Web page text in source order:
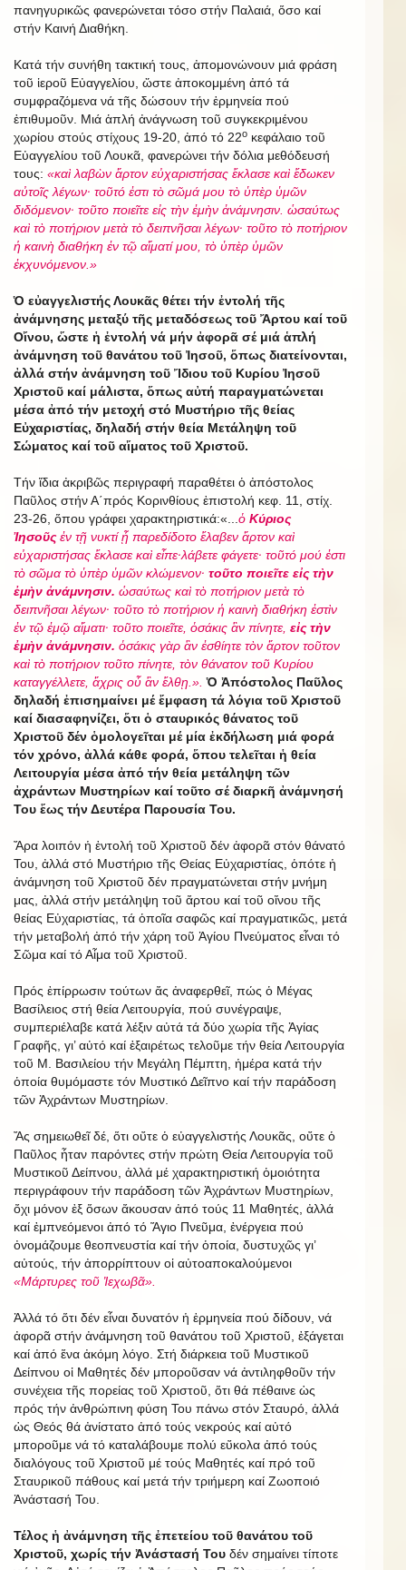
πανηγυρικῶς φανερώνεται τόσο στήν Παλαιά, ὅσο καί
στήν Καινή Διαθήκη.
Κατά τήν συνήθη τακτική τους, ἀπομονώνουν μιά φράση
τοῦ ἱεροῦ Εὐαγγελίου, ὥστε ἀποκομμένη ἀπό τά
συμφραζόμενα νά τῆς δώσουν τήν ἑρμηνεία πού
ἐπιθυμοῦν. Μιά ἁπλή ἀνάγνωση τοῦ συγκεκριμένου
χωρίου στούς στίχους 19-20, ἀπό τό 22ο κεφάλαιο τοῦ
Εὐαγγελίου τοῦ Λουκᾶ, φανερώνει τήν δόλια μεθόδευσή
τους: «καὶ λαβὼν ἄρτον εὐχαριστήσας ἔκλασε καὶ ἔδωκεν
αὐτοῖς λέγων· τοῦτό ἐστι τὸ σῶμά μου τὸ ὑπὲρ ὑμῶν
διδόμενον· τοῦτο ποιεῖτε εἰς τὴν ἐμὴν ἀνάμνησιν. ὡσαύτως
καὶ τὸ ποτήριον μετὰ τὸ δειπνῆσαι λέγων· τοῦτο τὸ ποτήριον
ἡ καινὴ διαθήκη ἐν τῷ αἵματί μου, τὸ ὑπὲρ ὑμῶν
ἐκχυνόμενον.»
Ὁ εὐαγγελιστής Λουκᾶς θέτει τήν ἐντολή τῆς
ἀνάμνησης μεταξύ τῆς μεταδόσεως τοῦ Ἄρτου καί τοῦ
Οἴνου, ὥστε ἡ ἐντολή νά μήν ἀφορᾶ σέ μιά ἁπλή
ἀνάμνηση τοῦ θανάτου τοῦ Ἰησοῦ, ὅπως διατείνονται,
ἀλλά στήν ἀνάμνηση τοῦ Ἴδιου τοῦ Κυρίου Ἰησοῦ
Χριστοῦ καί μάλιστα, ὅπως αὐτή παραγματώνεται
μέσα ἀπό τήν μετοχή στό Μυστήριο τῆς θείας
Εὐχαριστίας, δηλαδή στήν θεία Μετάληψη τοῦ
Σώματος καί τοῦ αἵματος τοῦ Χριστοῦ.
Τήν ἴδια ἀκριβῶς περιγραφή παραθέτει ὁ ἀπόστολος
Παῦλος στήν Α΄πρός Κορινθίους ἐπιστολή κεφ. 11, στίχ.
23-26, ὅπου γράφει χαρακτηριστικά:«... ὁ Κύριος
Ἰησοῦςἐν τῇ νυκτί ᾗ παρεδίδοτο ἔλαβεν ἄρτον καὶ
εὐχαριστήσας ἔκλασε καὶ εἶπε·λάβετε φάγετε· τοῦτό μού ἐστι
τὸ σῶμα τὸ ὑπὲρ ὑμῶν κλώμενον· τοῦτο ποιεῖτε εἰς τὴν
ἐμὴν ἀνάμνησιν. ὡσαύτως καὶ τὸ ποτήριον μετὰ τὸ
δειπνῆσαι λέγων· τοῦτο τὸ ποτήριον ἡ καινὴ διαθήκη ἐστὶν
ἐν τῷ ἐμῷ αἵματι· τοῦτο ποιεῖτε, ὁσάκις ἂν πίνητε, εἰς τὴν
ἐμὴν ἀνάμνησιν. ὁσάκις γὰρ ἂν ἐσθίητε τὸν ἄρτον τοῦτον
καὶ τὸ ποτήριον τοῦτο πίνητε, τὸν θάνατον τοῦ Κυρίου
καταγγέλλετε, ἄχρις οὗ ἂν ἔλθῃ.».Ὁ Ἀπόστολος Παῦλος
δηλαδή ἐπισημαίνει μέ ἔμφαση τά λόγια τοῦ Χριστοῦ
καί διασαφηνίζει, ὅτι ὁ σταυρικός θάνατος τοῦ
Χριστοῦ δέν ὁμολογεῖται μέ μία ἐκδήλωση μιά φορά
τόν χρόνο, ἀλλά κάθε φορά, ὅπου τελεῖται ἡ θεία
Λειτουργία μέσα ἀπό τήν θεία μετάληψη τῶν
ἀχράντων Μυστηρίων καί τοῦτο σέ διαρκῆ ἀνάμνησή
Του ἕως τήν Δευτέρα Παρουσία Του.
Ἄρα λοιπόν ἡ ἐντολή τοῦ Χριστοῦ δέν ἀφορᾶ στόν θάνατό
Του, ἀλλά στό Μυστήριο τῆς Θείας Εὐχαριστίας, ὁπότε ἡ
ἀνάμνηση τοῦ Χριστοῦ δέν πραγματώνεται στήν μνήμη
μας, ἀλλά στήν μετάληψη τοῦ ἄρτου καί τοῦ οἴνου τῆς
θείας Εὐχαριστίας, τά ὁποῖα σαφῶς καί πραγματικῶς, μετά
τήν μεταβολή ἀπό τήν χάρη τοῦ Ἁγίου Πνεύματος εἶναι τό
Σῶμα καί τό Αἷμα τοῦ Χριστοῦ.
Πρός ἐπίρρωσιν τούτων ἄς ἀναφερθεῖ, πώς ὁ Μέγας
Βασίλειος στή θεία Λειτουργία, πού συνέγραψε,
συμπεριέλαβε κατά λέξιν αὐτά τά δύο χωρία τῆς Ἁγίας
Γραφῆς, γι’ αὐτό καί ἐξαιρέτως τελοῦμε τήν θεία Λειτουργία
τοῦ Μ. Βασιλείου τήν Μεγάλη Πέμπτη, ἡμέρα κατά τήν
ὁποία θυμόμαστε τόν Μυστικό Δεῖπνο καί τήν παράδοση
τῶν Ἀχράντων Μυστηρίων.
Ἄς σημειωθεῖ δέ, ὅτι οὔτε ὁ εὐαγγελιστής Λουκᾶς, οὔτε ὁ
Παῦλος ἦταν παρόντες στήν πρώτη Θεία Λειτουργία τοῦ
Μυστικοῦ Δείπνου, ἀλλά μέ χαρακτηριστική ὁμοιότητα
περιγράφουν τήν παράδοση τῶν Ἀχράντων Μυστηρίων,
ὄχι μόνον ἐξ ὅσων ἄκουσαν ἀπό τούς 11 Μαθητές, ἀλλά
καί ἐμπνεόμενοι ἀπό τό Ἅγιο Πνεῦμα, ἐνέργεια πού
ὀνομάζουμε θεοπνευστία καί τήν ὁποία, δυστυχῶς γι’
αὐτούς, τήν ἀπορρίπτουν οἱ αὐτοαποκαλούμενοι
«Μάρτυρες τοῦ Ἰεχωβᾶ».
Ἀλλά τό ὅτι δέν εἶναι δυνατόν ἡ ἑρμηνεία πού δίδουν, νά
ἀφορᾶ στήν ἀνάμνηση τοῦ θανάτου τοῦ Χριστοῦ, ἐξάγεται
καί ἀπό ἕνα ἀκόμη λόγο. Στή διάρκεια τοῦ Μυστικοῦ
Δείπνου οἱ Μαθητές δέν μποροῦσαν νά ἀντιληφθοῦν τήν
συνέχεια τῆς πορείας τοῦ Χριστοῦ, ὅτι θά πέθαινε ὡς
πρός τήν ἀνθρώπινη φύση Του πάνω στόν Σταυρό, ἀλλά
ὡς Θεός θά ἀνίστατο ἀπό τούς νεκρούς καί αὐτό
μποροῦμε νά τό καταλάβουμε πολύ εὔκολα ἀπό τούς
διαλόγους τοῦ Χριστοῦ μέ τούς Μαθητές καί πρό τοῦ
Σταυρικοῦ πάθους καί μετά τήν τριήμερη καί Ζωοποιό
Ἀνάστασή Του.
Τέλος ἡ ἀνάμνηση τῆς ἐπετείου τοῦ θανάτου τοῦ
Χριστοῦ, χωρίς τήν Ἀνάστασή Του δέν σημαίνει τίποτε